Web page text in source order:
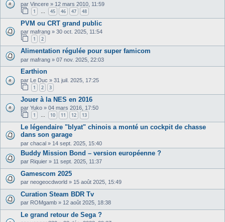
par Vincere » 12 mars 2010, 11:59
1 45 46 47 48
PVM ou CRT grand public
par mafrang » 30 oct. 2025, 11:54
1 2
Alimentation régulée pour super famicom
par mafrang » 07 nov. 2025, 22:03
Earthion
par Le Duc » 31 juil. 2025, 17:25
1 2 3
Jouer à la NES en 2016
par Yuko » 04 mars 2016, 17:50
1 … 10 11 12 13
Le légendaire "blyat" chinois a monté un cockpit de chasse
dans son garage
par chacal » 14 sept. 2025, 15:40
Buddy Mission Bond – version européenne ?
par Riquier » 11 sept. 2025, 11:37
Gamescom 2025
par neogeocdworld » 15 août 2025, 15:49
Curation Steam BDR Tv
par ROMgamb » 12 août 2025, 18:38
Le grand retour de Sega ?